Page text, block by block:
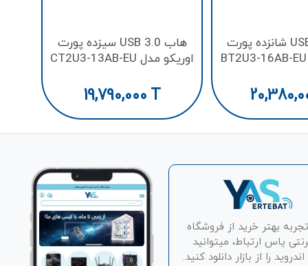
هاب USB 3.0 شانزده پورت
هاب USB 3.0 سیزده پورت
اوریکو مدل CT2U3-13AB-EU
19,790,000 T
بهتر خرید از فروشگاه
یاس ارتباط، میتوانید
را از بازار دانلود کنید.